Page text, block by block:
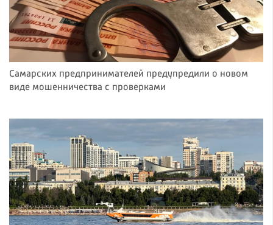
Самарских предпринимателей предупредили о новом
виде мошенничества с проверками